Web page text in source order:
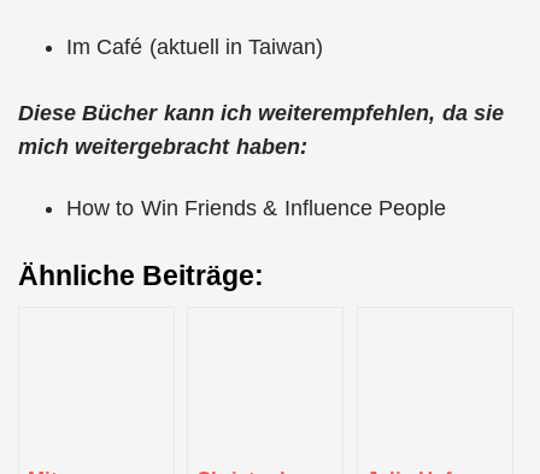
Im Café (aktuell in Taiwan)
Diese Bücher kann ich weiterempfehlen, da sie
mich weitergebracht haben:
How to Win Friends & Influence People
Ähnliche Beiträge: